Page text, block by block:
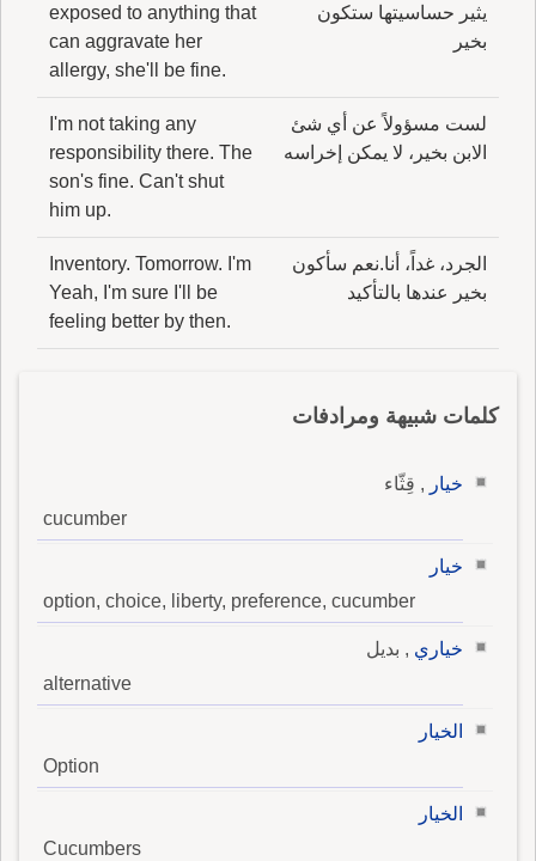
يثير حساسيتها ستكون
بخير
exposed to anything that
can aggravate her
allergy, she'll be fine.
لست مسؤولاً عن أي شئ
الابن بخير، لا يمكن إخراسه
I'm not taking any
responsibility there. The
son's fine. Can't shut
him up.
الجرد، غداً، أنا.نعم سأكون
بخير عندها بالتأكيد
Inventory. Tomorrow. I'm
Yeah, I'm sure I'll be
feeling better by then.
كلمات شبيهة ومرادفات
خيار , قِثّاء
cucumber
خيار
option, choice, liberty, preference, cucumber
خياري , بديل
alternative
الخيار
Option
الخيار
Cucumbers